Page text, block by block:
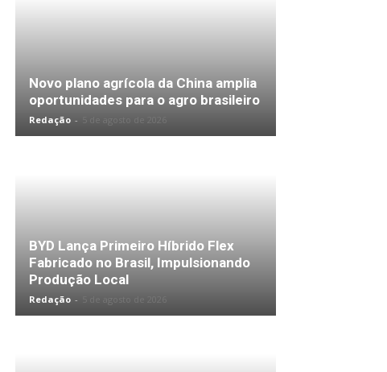
Novo plano agrícola da China amplia
oportunidades para o agro brasileiro
Redação -
BYD Lança Primeiro Híbrido Flex
Fabricado no Brasil, Impulsionando
Produção Local
Redação -